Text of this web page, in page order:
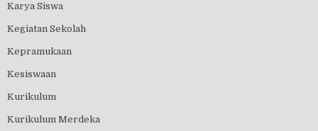
Karya Siswa
Kegiatan Sekolah
Kepramukaan
Kesiswaan
Kurikulum
Kurikulum Merdeka